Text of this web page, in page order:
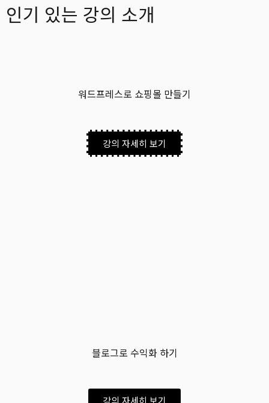
인기 있는 강의 소개
워드프레스로 쇼핑몰 만들기
강의 자세히 보기
블로그로 수익화 하기
강의 자세히 보기